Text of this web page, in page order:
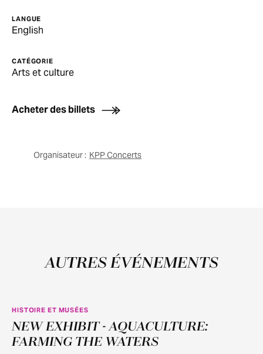
LANGUE
English
CATÉGORIE
Arts et culture
Acheter des billets
Organisateur : KPP Concerts
AUTRES ÉVÉNEMENTS
JUIN
11
HISTOIRE ET MUSÉES
NEW EXHIBIT - AQUACULTURE:
FARMING THE WATERS